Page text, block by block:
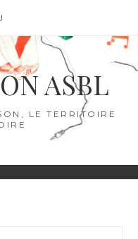
ASBL
LE TERRITOIRE